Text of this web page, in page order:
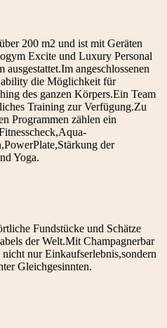
200 m2 und ist mit Geräten
Excite und Luxury Personal
angeschlossenen
die Möglichkeit für
des ganzen Körpers.Ein Team
Training zur Verfügung.Zu
Programmen zählen ein
der
Yoga.
Fundstücke und Schätze
der Welt.Mit Champagnerbar
nur Einkaufserlebnis,sondern
Gleichgesinnten.